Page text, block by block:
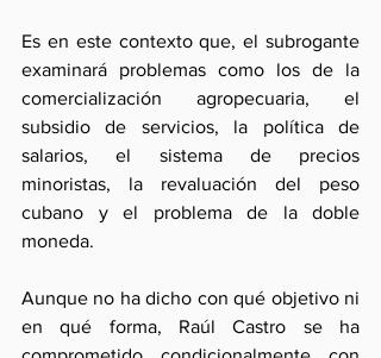
Es en este contexto que, el subrogante
examinará problemas como los de la
comercialización agropecuaria, el
subsidio de servicios, la política de
salarios, el sistema de precios
minoristas, la revaluación del peso
cubano y el problema de la doble
moneda.
Aunque no ha dicho con qué objetivo ni
en qué forma, Raúl Castro se ha